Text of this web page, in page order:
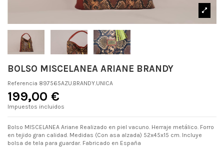
BOLSO MISCELANEA ARIANE BRANDY
Referencia 897565AZU.BRANDY.UNICA
199,00 €
Impuestos incluidos
Bolso MISCELANEA Ariane Realizado en piel vacuno. Herraje metálico. Forro
en tejido gran calidad. Medidas (Con asa alzada) 52x45x15 cm. Incluye
bolsa de tela para guardar. Fabricado en España